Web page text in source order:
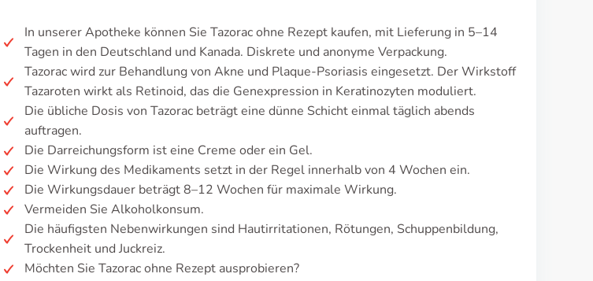
In unserer Apotheke können Sie Tazorac ohne Rezept kaufen, mit Lieferung in 5–14
Tagen in den Deutschland und Kanada. Diskrete und anonyme Verpackung.
Tazorac wird zur Behandlung von Akne und Plaque-Psoriasis eingesetzt. Der Wirkstoff
Tazaroten wirkt als Retinoid, das die Genexpression in Keratinozyten moduliert.
Die übliche Dosis von Tazorac beträgt eine dünne Schicht einmal täglich abends
auftragen.
Die Darreichungsform ist eine Creme oder ein Gel.
Die Wirkung des Medikaments setzt in der Regel innerhalb von 4 Wochen ein.
Die Wirkungsdauer beträgt 8–12 Wochen für maximale Wirkung.
Vermeiden Sie Alkoholkonsum.
Die häufigsten Nebenwirkungen sind Hautirritationen, Rötungen, Schuppenbildung,
Trockenheit und Juckreiz.
Möchten Sie Tazorac ohne Rezept ausprobieren?